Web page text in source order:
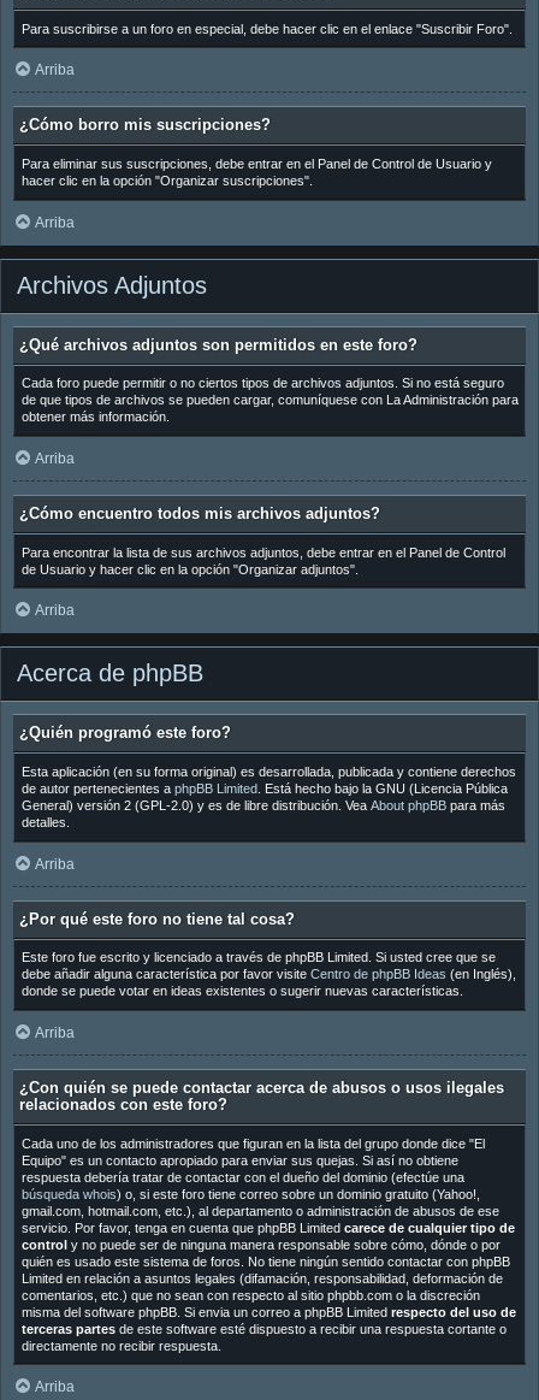
Para suscribirse a un foro en especial, debe hacer clic en el enlace "Suscribir Foro".
Arriba
¿Cómo borro mis suscripciones?
Para eliminar sus suscripciones, debe entrar en el Panel de Control de Usuario y
hacer clic en la opción "Organizar suscripciones".
Arriba
Archivos Adjuntos
¿Qué archivos adjuntos son permitidos en este foro?
Cada foro puede permitir o no ciertos tipos de archivos adjuntos. Si no está seguro
de que tipos de archivos se pueden cargar, comuníquese con La Administración para
obtener más información.
Arriba
¿Cómo encuentro todos mis archivos adjuntos?
Para encontrar la lista de sus archivos adjuntos, debe entrar en el Panel de Control
de Usuario y hacer clic en la opción "Organizar adjuntos".
Arriba
Acerca de phpBB
¿Quién programó este foro?
Esta aplicación (en su forma original) es desarrollada, publicada y contiene derechos
de autor pertenecientes a phpBB Limited. Está hecho bajo la GNU (Licencia Pública
General) versión 2 (GPL-2.0) y es de libre distribución. Vea About phpBBpara más
detalles.
Arriba
¿Por qué este foro no tiene tal cosa?
Este foro fue escrito y licenciado a través de phpBB Limited. Si usted cree que se
debe añadir alguna característica por favor visite Centro de phpBB Ideas (en Inglés),
donde se puede votar en ideas existentes o sugerir nuevas características.
Arriba
¿Con quién se puede contactar acerca de abusos o usos ilegales
relacionados con este foro?
Cada uno de los administradores que figuran en la lista del grupo donde dice "El
Equipo" es un contacto apropiado para enviar sus quejas. Si así no obtiene
respuesta debería tratar de contactar con el dueño del dominio (efectúe una
búsqueda whois) o, si este foro tiene correo sobre un dominio gratuito (Yahoo!,
gmail.com, hotmail.com, etc.), al departamento o administración de abusos de ese
servicio. Por favor, tenga en cuenta que phpBB Limited carece de cualquier tipo de
controly no puede ser de ninguna manera responsable sobre cómo, dónde o por
quién es usado este sistema de foros. No tiene ningún sentido contactar con phpBB
Limited en relación a asuntos legales (difamación, responsabilidad, deformación de
comentarios, etc.) que no sean con respecto al sitio phpbb.com o la discreción
misma del software phpBB. Si envia un correo a phpBB Limited respecto del uso de
terceras partesde este software esté dispuesto a recibir una respuesta cortante o
directamente no recibir respuesta.
Arriba